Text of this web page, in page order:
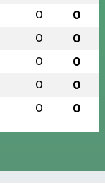
0 0
0 0
0 0
0 0
0 0